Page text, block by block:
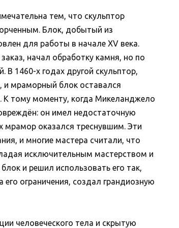
тем, что скульптор
Блок, добытый из
для работы в начале XV века.
начал обработку камня, но по
В 1460-х годах другой скульптор,
и мраморный блок оставался
К тому моменту, когда Микеланджело
он имел недостаточную
мрамор оказался треснувшим. Эти
и многие мастера считали, что
исключительным мастерством и
и решил использовать его так,
ограничения, создал грандиозную
человеческого тела и скрытую